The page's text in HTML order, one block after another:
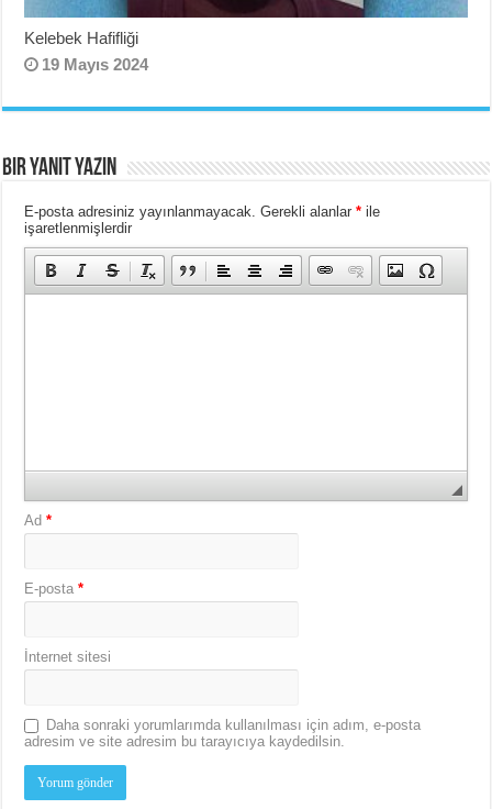
Kelebek Hafifliği
19 Mayıs 2024
Bir yanıt yazın
E-posta adresiniz yayınlanmayacak. Gerekli alanlar* ile
işaretlenmişlerdir
Ad*
E-posta*
İnternet sitesi
Daha sonraki yorumlarımda kullanılması için adım, e-posta
adresim ve site adresim bu tarayıcıya kaydedilsin.